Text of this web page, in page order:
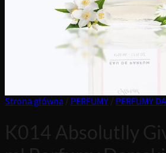
Strona główna PERFUMY PERFUMY
K014 Absolutlly